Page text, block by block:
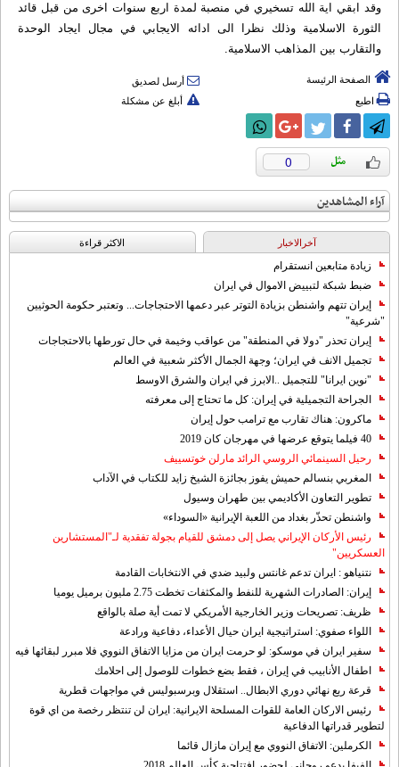
وقد ابقي اية الله تسخيري في منصبة لمدة اربع سنوات اخرى من قبل قائد
الثورة الاسلامية وذلك نظرا الى ادائه الايجابي في مجال ايجاد الوحدة
والتقارب بين المذاهب الاسلامية.
الصفحة الرئيسة
أرسل لصديق
اطبع
أبلغ عن مشكلة
0
آراء المشاهدين
آخرالاخبار الاکثر قراءة
زيادة متابعين انستقرام
ضبط شبكة لتبييض الاموال في ايران
إيران تتهم واشنطن بزيادة التوتر عبر دعمها الاحتجاجات... وتعتبر حكومة الحوثيين
"شرعية"
إيران تحذر "دولا في المنطقة" من عواقب وخيمة في حال تورطها بالاحتجاجات
تجميل الانف في ايران؛ وجهة الجمال الأكثر شعبية في العالم
"نوين ايرانا" للتجميل ..الابرز في ايران والشرق الاوسط
الجراحة التجميلية في إيران: كل ما تحتاج إلى معرفته
ماكرون: هناك تقارب مع ترامب حول إيران
40 فيلما يتوقع عرضها في مهرجان كان 2019
رحيل السينمائي الروسي الرائد مارلن خوتسييف
المغربي بنسالم حميش يفوز بجائزة الشيخ زايد للكتاب في الآداب
تطوير التعاون الأكاديمي بين طهران وسيول
واشنطن تحذّر بغداد من اللعبة الإيرانية «السوداء»
رئيس الأركان الإيراني يصل إلى دمشق للقيام بجولة تفقدية لـ"المستشارين
العسكريين"
نتنياهو : ايران تدعم غانتس ولبيد ضدي في الانتخابات القادمة
إيران: الصادرات الشهریة للنفط والمكثفات تخطت 2.75 مليون برميل يوميا
ظريف: تصريحات وزير الخارجية الأمريكي لا تمت أية صلة بالواقع
اللواء صفوي: استراتيجية ايران حيال الأعداء، دفاعية ورادعة
سفير ايران في موسكو: لو حرمت ايران من مزايا الاتفاق النووي فلا مبرر لبقائها فيه
اطفال الأنابيب في إيران ، فقط بضع خطوات للوصول إلى احلامك
قرعة ربع نهائي دوري الابطال.. استقلال وبرسبوليس في مواجهات قطرية
رئيس الاركان العامة للقوات المسلحة الايرانية: ايران لن تنتظر رخصة من اي قوة
لتطوير قدراتها الدفاعية
الكرملين: الاتفاق النووي مع إيران مازال قائما